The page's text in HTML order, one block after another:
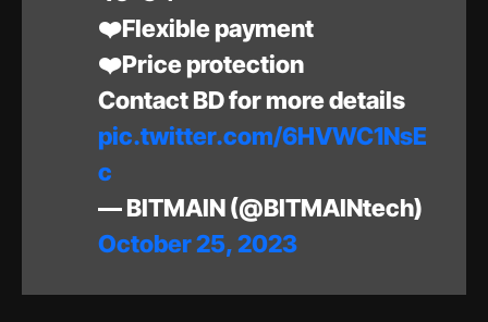
❤️Flexible payment
❤️Price protection
Contact BD for more details
pic.twitter.com/6HVWC1NsE
c
— BITMAIN (@BITMAINtech)
October 25, 2023